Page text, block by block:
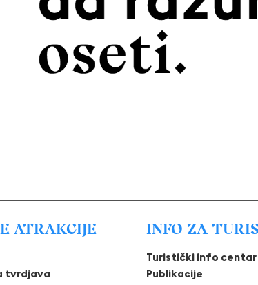
ATRAKCIJE
tvrdjava
INFO ZA
Turistički info centar
Publikacije